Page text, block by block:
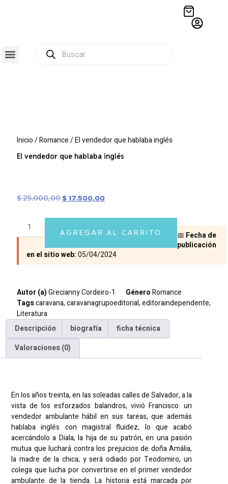
Inicio/Romance/ El vendedor que hablaba inglés
El vendedor que hablaba inglés
$25.000,00 $ 17.500,00
AGREGAR AL CARRITO 📅 Fecha de
publicación
en el sitio web:05/04/2024
Autor (a)Grecianny Cordeiro-1 GéneroRomance
Tagscaravana,caravanagrupoeditorial,editoraindependente,
Literatura
Descripción
biografía
ficha técnica
Valoraciones (0)
En los años treinta, en las soleadas calles de Salvador, a la
vista de los esforzados balandros, vivió Francisco: un
vendedor ambulante hábil en sus tareas, que además
hablaba inglés con magistral fluidez, lo que acabó
acercándolo a Diala, la hija de su patrón, en una pasión
mutua que luchará contra los prejuicios de doña Amália,
la madre de la chica; y será odiado por Teodomiro, un
colega que lucha por convertirse en el primer vendedor
ambulante de la tienda. La historia está marcada por